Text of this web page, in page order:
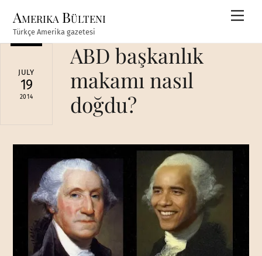
content
Amerika Bülteni
Türkçe Amerika gazetesi
JULY
19
2014
ABD başkanlık
makamı nasıl
doğdu?